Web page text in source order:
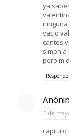
ya
vacio
cantes
simon a
pero m
5 de
capitulo